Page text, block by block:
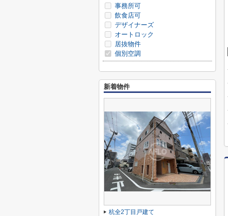
事務所可
飲食店可
デザイナーズ
オートロック
居抜物件
個別空調
新着物件
杭全2丁目戸建て